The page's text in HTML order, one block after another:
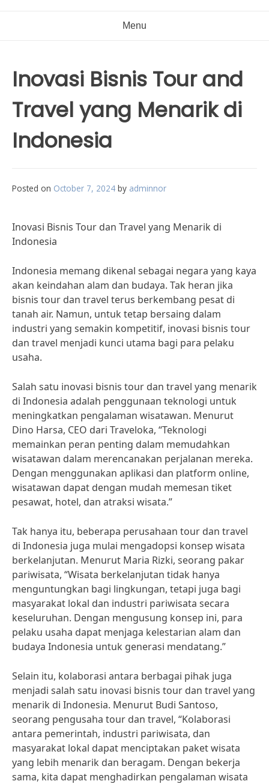
Menu
Inovasi Bisnis Tour and
Travel yang Menarik di
Indonesia
Posted on October 7, 2024 by adminnor
Inovasi Bisnis Tour dan Travel yang Menarik di
Indonesia
Indonesia memang dikenal sebagai negara yang kaya
akan keindahan alam dan budaya. Tak heran jika
bisnis tour dan travel terus berkembang pesat di
tanah air. Namun, untuk tetap bersaing dalam
industri yang semakin kompetitif, inovasi bisnis tour
dan travel menjadi kunci utama bagi para pelaku
usaha.
Salah satu inovasi bisnis tour dan travel yang menarik
di Indonesia adalah penggunaan teknologi untuk
meningkatkan pengalaman wisatawan. Menurut
Dino Harsa, CEO dari Traveloka, “Teknologi
memainkan peran penting dalam memudahkan
wisatawan dalam merencanakan perjalanan mereka.
Dengan menggunakan aplikasi dan platform online,
wisatawan dapat dengan mudah memesan tiket
pesawat, hotel, dan atraksi wisata.”
Tak hanya itu, beberapa perusahaan tour dan travel
di Indonesia juga mulai mengadopsi konsep wisata
berkelanjutan. Menurut Maria Rizki, seorang pakar
pariwisata, “Wisata berkelanjutan tidak hanya
menguntungkan bagi lingkungan, tetapi juga bagi
masyarakat lokal dan industri pariwisata secara
keseluruhan. Dengan mengusung konsep ini, para
pelaku usaha dapat menjaga kelestarian alam dan
budaya Indonesia untuk generasi mendatang.”
Selain itu, kolaborasi antara berbagai pihak juga
menjadi salah satu inovasi bisnis tour dan travel yang
menarik di Indonesia. Menurut Budi Santoso,
seorang pengusaha tour dan travel, “Kolaborasi
antara pemerintah, industri pariwisata, dan
masyarakat lokal dapat menciptakan paket wisata
yang lebih menarik dan beragam. Dengan bekerja
sama, kita dapat menghadirkan pengalaman wisata